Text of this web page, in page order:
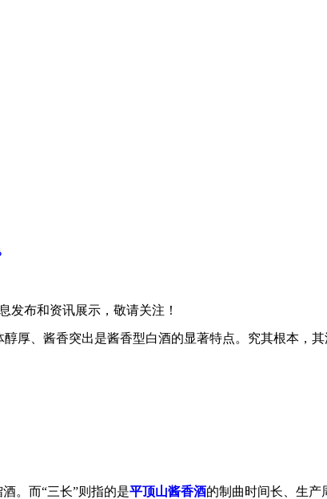
发布和资讯展示，敬请关注！
厚、酱香突出是酱香型白酒的显著特点。究其根本，
。而“三长”则指的是平顶山酱香酒的制曲时间长、生产